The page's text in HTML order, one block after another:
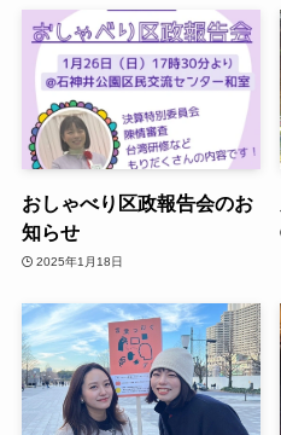
おしゃべり区政報告会のお
知らせ
2025年1月18日